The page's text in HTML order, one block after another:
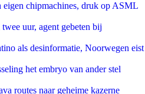
eigen chipmachines, druk op ASML
uur, agent gebeten bij
als desinformatie, Noorwegen eist
het embryo van ander stel
routes naar geheime kazerne